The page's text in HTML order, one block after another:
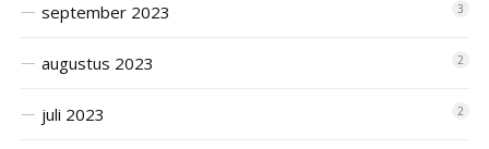
september 2023 3
augustus 2023 2
juli 2023 2